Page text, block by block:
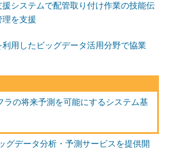
援システムで配管取り付け作業の技能伝
を支援
利用したビッグデータ活用分野で協業
ラの将来予測を可能にするシステム基
グデータ分析・予測サービスを提供開